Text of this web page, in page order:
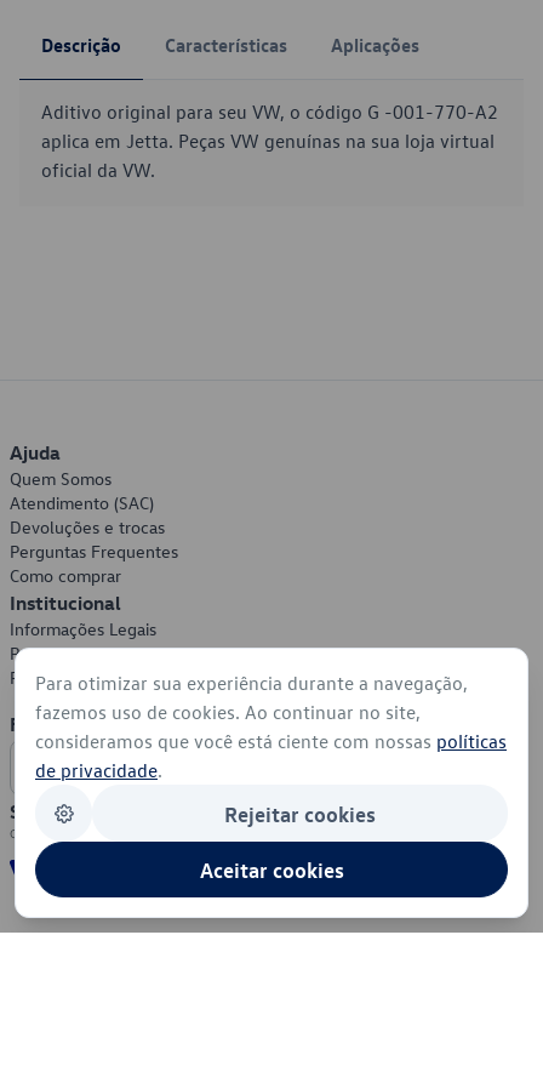
Descrição Características Aplicações
Aditivo original para seu VW, o código G -001-770-A2
aplica em Jetta. Peças VW genuínas na sua loja virtual
oficial da VW.
Ajuda
Quem Somos
Atendimento (SAC)
Devoluções e trocas
Perguntas Frequentes
Como comprar
Institucional
Informações Legais
Política de Privacidade
Política de Cookies
Formas de Pagamento
Segurança
Para otimizar sua experiência durante a navegação,
fazemos uso de cookies. Ao continuar no site,
consideramos que você está ciente com nossas políticas
de privacidade.
Rejeitar cookies
Aceitar cookies